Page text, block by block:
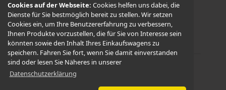
Cookies auf der Webseite:Cookies helfen uns dabei, die
Dienste für Sie bestmöglich bereit zu stellen. Wir setzen
Cookies ein, um Ihre Benutzererfahrung zu verbessern,
Ihnen Produkte vorzustellen, die für Sie von Interesse sein
könnten sowie den Inhalt Ihres Einkaufswagens zu
speichern. Fahren Sie fort, wenn Sie damit einverstanden
sind oder lesen Sie Näheres in unserer
Datenschutzerklärung
Vorkasse und Nachnahme
© 2026 -